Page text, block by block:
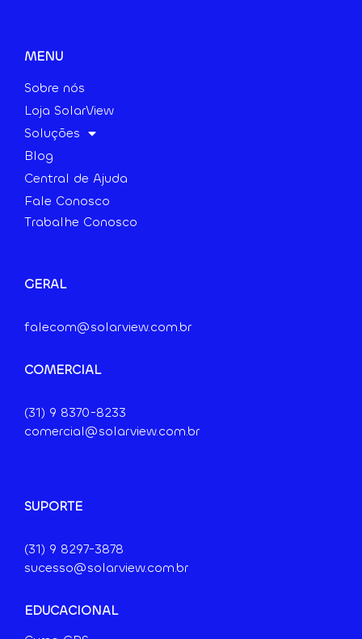
MENU
Sobre nós
Loja SolarView
Soluções
Blog
Central de Ajuda
Fale Conosco
Trabalhe Conosco
GERAL
falecom@solarview.com.br
COMERCIAL
(31) 9 8370-8233
comercial@solarview.com.br
SUPORTE
(31) 9 8297-3878
sucesso@solarview.com.br
EDUCACIONAL